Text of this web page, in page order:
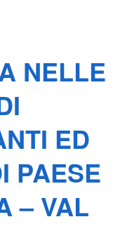
NELLE
ED
PAESE
– VAL